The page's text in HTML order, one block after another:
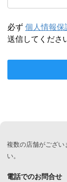
必ず個人情報保
送信してくださ
複数の店舗がござい
い。
電話でのお問合せ